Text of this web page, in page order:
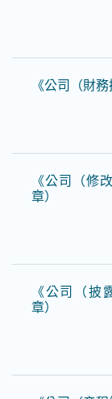
《公司（財
《公司（修
章）
《公司（
章）